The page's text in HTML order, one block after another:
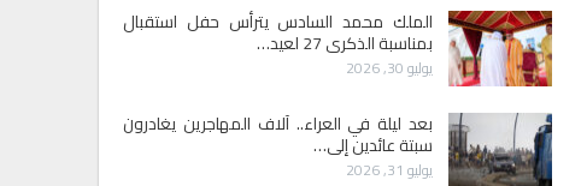
الملك محمد السادس يترأس حفل استقبال
بمناسبة الذكرى 27 لعيد…
يوليو 30, 2026
بعد ليلة في العراء.. آلاف المهاجرين يغادرون
سبتة عائدين إلى…
يوليو 31, 2026